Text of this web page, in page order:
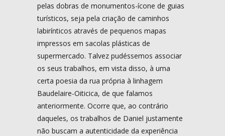
pelas dobras de monumentos-ícone de guias
turísticos, seja pela criação de caminhos
labirínticos através de pequenos mapas
impressos em sacolas plásticas de
supermercado. Talvez pudéssemos associar
os seus trabalhos, em vista disso, à uma
certa poesia da rua própria à linhagem
Baudelaire-Oiticica, de que falamos
anteriormente. Ocorre que, ao contrário
daqueles, os trabalhos de Daniel justamente
não buscam a autenticidade da experiência